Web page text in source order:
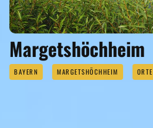
Margetshöchheim
BAYERN MARGETSHÖCHHEIM ORTE